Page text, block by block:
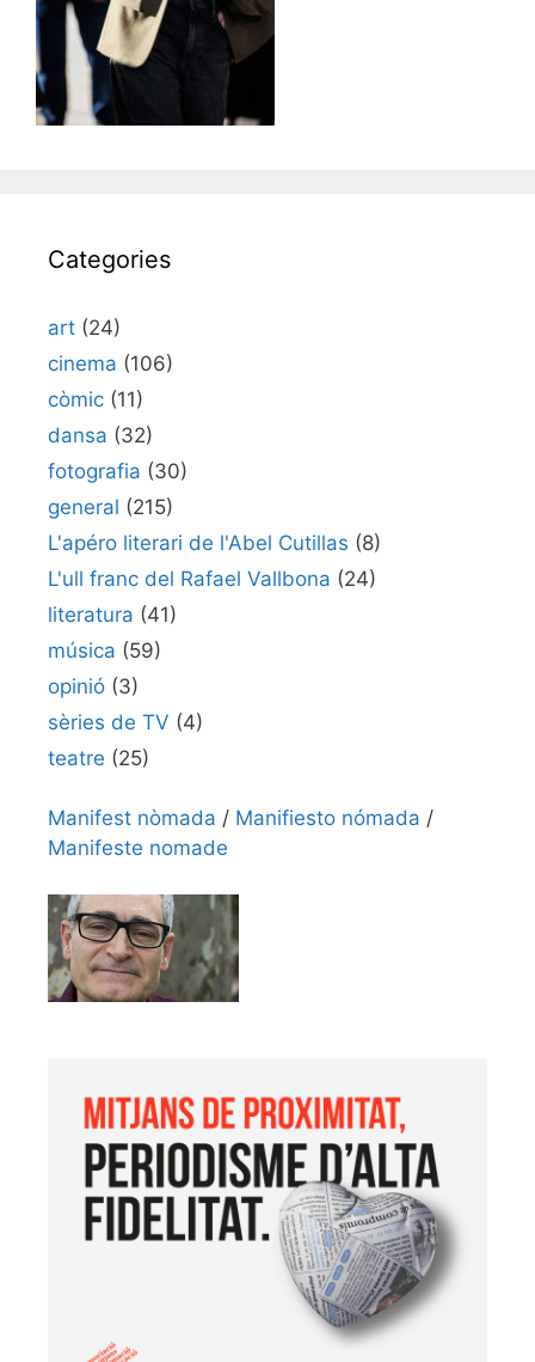
Categories
art (24)
cinema (106)
còmic (11)
dansa (32)
fotografia (30)
general (215)
L'apéro literari de l'Abel Cutillas (8)
L'ull franc del Rafael Vallbona (24)
literatura (41)
música (59)
opinió (3)
sèries de TV (4)
teatre (25)
Manifest nòmada / Manifiesto nómada /
Manifeste nomade